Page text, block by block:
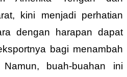
kini menjadi perhatian
dengan harapan dapat
bagi menambah
buah-buahan ini